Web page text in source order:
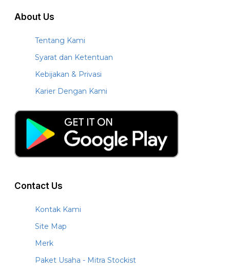
About Us
Tentang Kami
Syarat dan Ketentuan
Kebijakan & Privasi
Karier Dengan Kami
Contact Us
Kontak Kami
Site Map
Merk
Paket Usaha - Mitra Stockist